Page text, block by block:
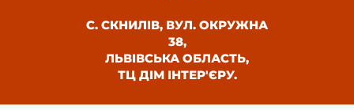
С. СКНИЛІВ, ВУЛ. ОКРУЖНА
38,
ЛЬВІВСЬКА ОБЛАСТЬ,
ТЦ ДІМ ІНТЕР'ЄРУ.